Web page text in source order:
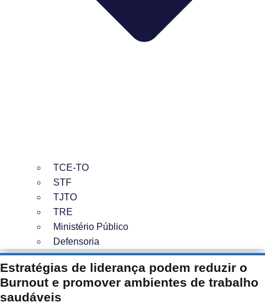
TCE-TO
STF
TJTO
TRE
Ministério Público
Defensoria
Estratégias de liderança podem reduzir o
Burnout e promover ambientes de trabalho
saudáveis